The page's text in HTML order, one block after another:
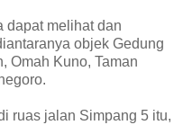
dapat melihat dan
objek Gedung
Omah Kuno, Taman
ruas jalan Simpang 5 itu,